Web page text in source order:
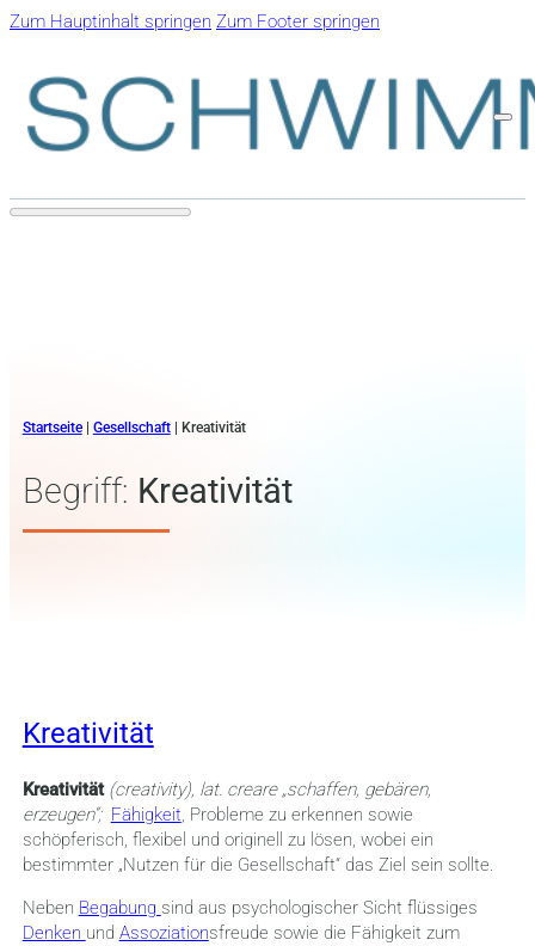
Zum Hauptinhalt springen Zum Footer springen
Startseite| Gesellschaft| Kreativität
Begriff: Kreativität
Kreativität
Kreativität (creativity), lat. creare „schaffen, gebären,
erzeugen“; Fähigkeit, Probleme zu erkennen sowie
schöpferisch, flexibel und originell zu lösen, wobei ein
bestimmter „Nutzen für die Gesellschaft“ das Ziel sein sollte.
Neben Begabung sind aus psychologischer Sicht flüssiges
Denken und Assoziationsfreude sowie die Fähigkeit zum